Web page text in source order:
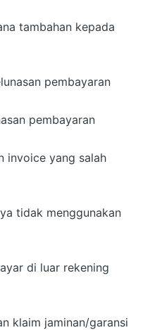
tambahan kepada
pembayaran
pembayaran
invoice yang salah
tidak menggunakan
di luar rekening
klaim jaminan/garansi